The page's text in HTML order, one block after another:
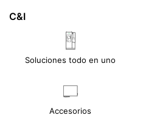
C&I
Soluciones todo en uno
Accesorios